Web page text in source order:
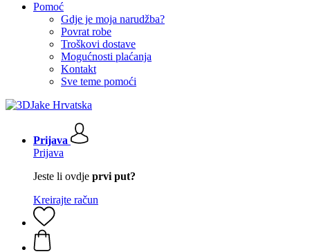
Pomoć
Gdje je moja narudžba?
Povrat robe
Troškovi dostave
Mogućnosti plaćanja
Kontakt
Sve teme pomoći
Prijava
Prijava
Jeste li ovdje prvi put?
Kreirajte račun